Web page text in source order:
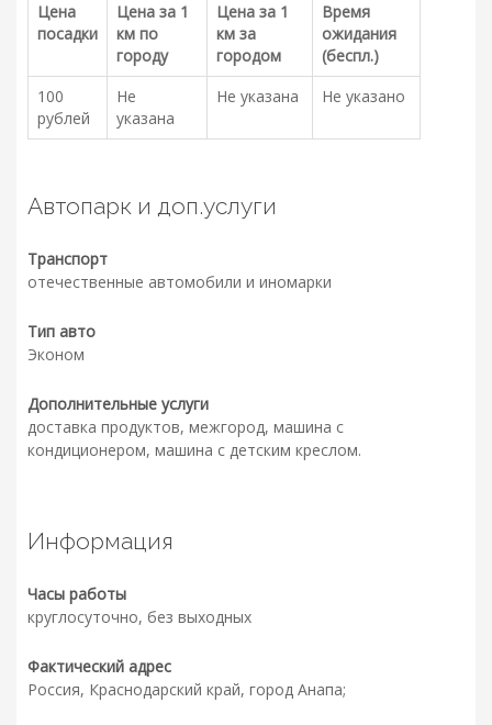
Цена
посадки
Цена за 1
км по
городу
Цена за 1
км за
городом
Время
ожидания
(беспл.)
100
рублей
Не
указана
Не указана Не указано
Автопарк и доп.услуги
Транспорт
отечественные автомобили и иномарки
Тип авто
Эконом
Дополнительные услуги
доставка продуктов, межгород, машина с
кондиционером, машина с детским креслом.
Информация
Часы работы
круглосуточно, без выходных
Фактический адрес
Россия, Краснодарский край, город Анапа;